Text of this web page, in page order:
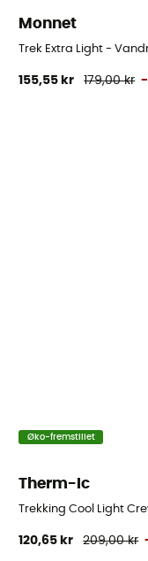
Monnet
Trek Extra Light -
155,55 kr 179,00 kr -
Øko-fremstillet
Therm-Ic
Trekking Cool Light
120,65 kr 209,00 kr